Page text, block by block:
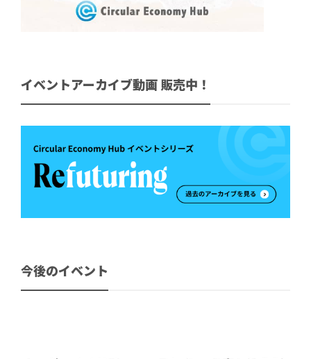
イベントアーカイブ動画 販売中！
今後のイベント